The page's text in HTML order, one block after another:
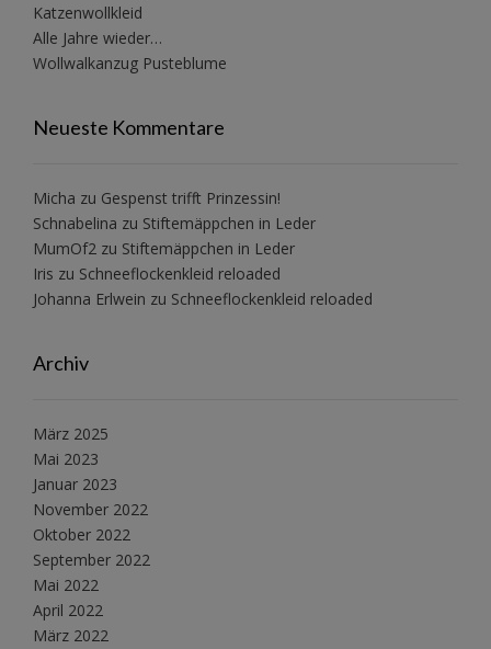
Katzenwollkleid
Alle Jahre wieder…
Wollwalkanzug Pusteblume
Neueste Kommentare
Micha zu Gespenst trifft Prinzessin!
Schnabelina zu Stiftemäppchen in Leder
MumOf2 zu Stiftemäppchen in Leder
Iris zu Schneeflockenkleid reloaded
Johanna Erlwein zu Schneeflockenkleid reloaded
Archiv
März 2025
Mai 2023
Januar 2023
November 2022
Oktober 2022
September 2022
Mai 2022
April 2022
März 2022